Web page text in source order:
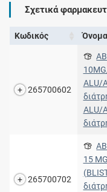
Σχετικά
Κωδικός Όνομα
265700602
ALU/
ALU/
265700702
15